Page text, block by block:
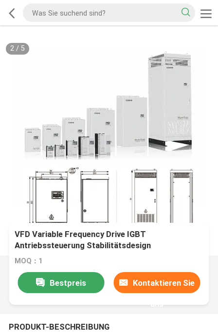
2/ 5
VFD Variable Frequency Drive IGBT
Antriebssteuerung Stabilitätsdesign
Vektorfrequenzumrichter
MOQ：1
Bestpreis Kontaktieren Sie
uns
PRODUKT-BESCHREIBUNG